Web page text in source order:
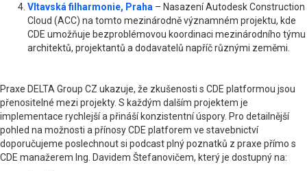
Vltavská filharmonie, Praha – Nasazení Autodesk Construction
Cloud (ACC) na tomto mezinárodně významném projektu, kde
CDE umožňuje bezproblémovou koordinaci mezinárodního týmu
architektů, projektantů a dodavatelů napříč různými zeměmi.
Praxe DELTA Group CZ ukazuje, že zkušenosti s CDE platformou jsou
přenositelné mezi projekty. S každým dalším projektem je
implementace rychlejší a přináší konzistentní úspory. Pro detailnější
pohled na možnosti a přínosy CDE platforem ve stavebnictví
doporučujeme poslechnout si podcast plný poznatků z praxe přímo s
CDE manažerem Ing. Davidem Štefanovičem, který je dostupný na: